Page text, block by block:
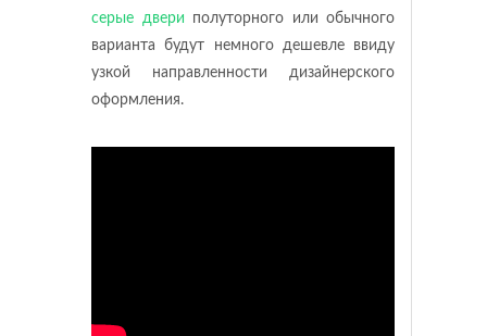
серые двери полуторного или обычного
варианта будут немного дешевле ввиду
узкой направленности дизайнерского
оформления.